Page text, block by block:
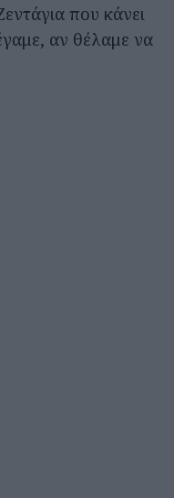
που κάνει
αν θέλαμε να